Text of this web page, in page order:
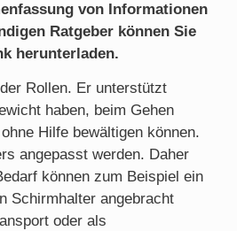
von Informationen
Ratgeber können Sie
herunterladen.
Rollen. Er unterstützt
haben, beim Gehen
Hilfe bewältigen können.
angepasst werden. Daher
können zum Beispiel ein
Schirmhalter angebracht
oder als